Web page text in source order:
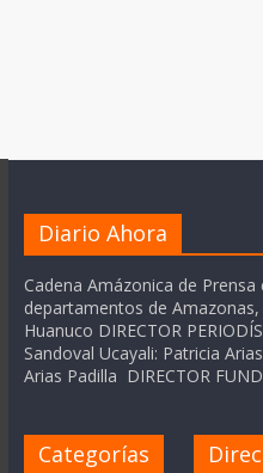
Diario Ahora
Cadena Amázonica de
departamentos de
Huanuco DIRECTOR
Sandoval Ucayali: Patricia
Arias Padilla DIRECTOR
Categorías